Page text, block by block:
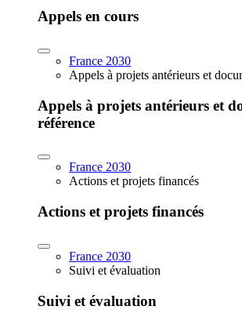
Appels en cours
France 2030
Appels à projets antérieurs et
Appels à projets antérieurs et
référence
France 2030
Actions et projets financés
Actions et projets financés
France 2030
Suivi et évaluation
Suivi et évaluation